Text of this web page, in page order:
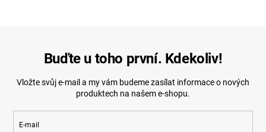
Buďte u toho první. Kdekoliv!
Vložte svůj e-mail a my vám budeme zasílat informace o nových
produktech na našem e-shopu.
E-mail